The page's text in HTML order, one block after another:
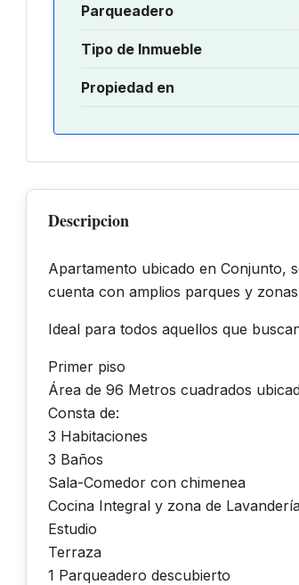
Parqueadero
Tipo de Inmueble
Propiedad en
Descripcion
Apartamento ubicado en Conjunto,
cuenta con amplios parques y
Ideal para todos aquellos que
Primer piso
Área de 96 Metros cuadrados
Consta de:
3 Habitaciones
3 Baños
Sala-Comedor con chimenea
Cocina Integral y zona de
Estudio
Terraza
1 Parqueadero descubierto